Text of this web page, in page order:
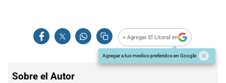
+ Agregar El Litoral en
Agregar a tus medios preferidos en Google
Sobre el Autor